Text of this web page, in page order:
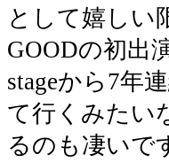
として嬉しい
GOODの初出
stageから7年
て行くみたい
るのも凄いで